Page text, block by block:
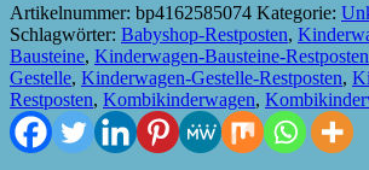
Artikelnummer: bp4162585074 Kategorie:
Schlagwörter: Babyshop-Restposten,
Bausteine, Kinderwagen-Bausteine-Restposten
Gestelle, Kinderwagen-Gestelle-Restposten,
Restposten, Kombikinderwagen,